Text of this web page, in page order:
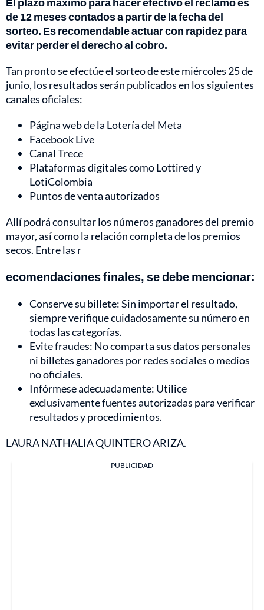
de 12 meses contados a partir de la fecha del
sorteo. Es recomendable actuar con rapidez para
evitar perder el derecho al cobro.
Tan pronto se efectúe el sorteo de este miércoles 25 de
junio, los resultados serán publicados en los siguientes
canales oficiales:
Página web de la Lotería del Meta
Facebook Live
Canal Trece
Plataformas digitales como Lottired y
LotiColombia
Puntos de venta autorizados
Allí podrá consultar los números ganadores del premio
mayor, así como la relación completa de los premios
secos. Entre las r
ecomendaciones finales, se debe mencionar:
Conserve su billete: Sin importar el resultado,
siempre verifique cuidadosamente su número en
todas las categorías.
Evite fraudes: No comparta sus datos personales
ni billetes ganadores por redes sociales o medios
no oficiales.
Infórmese adecuadamente: Utilice
exclusivamente fuentes autorizadas para verificar
resultados y procedimientos.
LAURA NATHALIA QUINTERO ARIZA.
PUBLICIDAD